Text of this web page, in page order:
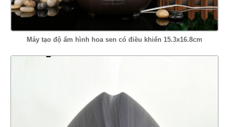
Máy tạo độ ẩm hình hoa sen có điều khiển 15.3x16.8cm